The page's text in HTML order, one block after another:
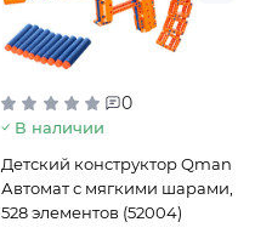
0
В наличии
Детский конструктор Qman
Автомат с мягкими шарами,
528 элементов (52004)